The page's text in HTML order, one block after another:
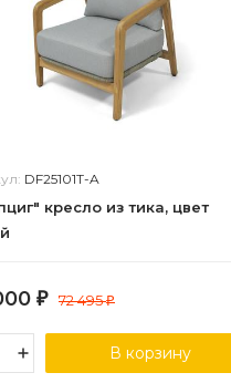
DF25101T-A
кресло из тика, цвет
₽ 72 495₽
В корзину